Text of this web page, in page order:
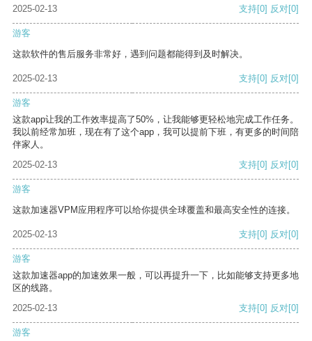
2025-02-13 支持[0] 反对[0]
游客
这款软件的售后服务非常好，遇到问题都能得到及时解决。
2025-02-13 支持[0] 反对[0]
游客
这款app让我的工作效率提高了50%，让我能够更轻松地完成工作任务。
我以前经常加班，现在有了这个app，我可以提前下班，有更多的时间陪
伴家人。
2025-02-13
支持[0] 反对[0]
游客
这款加速器VPM应用程序可以给你提供全球覆盖和最高安全性的连接。
2025-02-13 支持[0] 反对[0]
游客
这款加速器app的加速效果一般，可以再提升一下，比如能够支持更多地
区的线路。
2025-02-13
支持[0] 反对[0]
游客